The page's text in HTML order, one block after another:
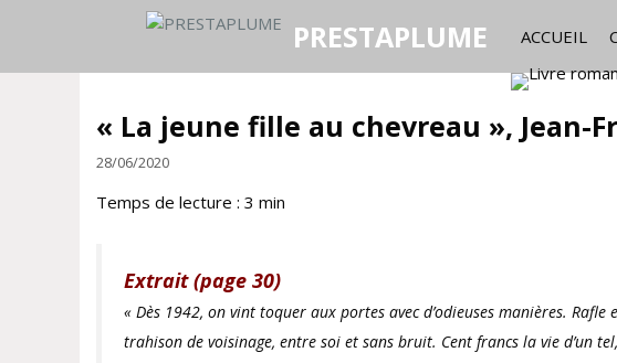
PRESTAPLUME ACCUEIL
« La jeune fille au chevreau », Jean-
28/06/2020
Temps de lecture : 3 min
Extrait (page 30)
« Dès 1942, on vint toquer aux portes avec d’odieuses manières.
trahison de voisinage, entre soi et sans bruit. Cent francs la vie d’un